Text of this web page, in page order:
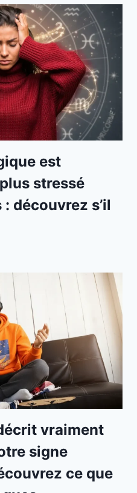
est
stressé
découvrez s’il
vraiment
signe
ce que